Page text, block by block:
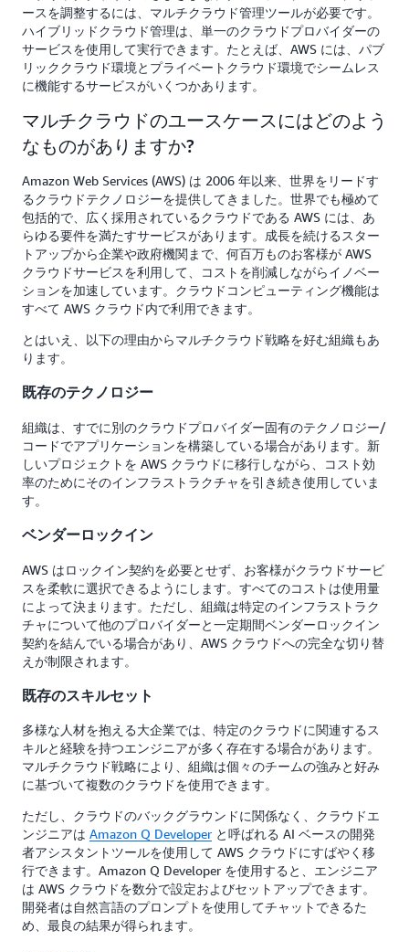
ースを調整するには、マルチクラウド管理ツールが必要です。
ハイブリッドクラウド管理は、単一のクラウドプロバイダーの
サービスを使用して実行できます。たとえば、AWS には、パブ
リッククラウド環境とプライベートクラウド環境でシームレス
に機能するサービスがいくつかあります。
マルチクラウドのユースケースにはどのよう
なものがありますか?
Amazon Web Services (AWS) は 2006 年以来、世界をリードす
るクラウドテクノロジーを提供してきました。世界でも極めて
包括的で、広く採用されているクラウドである AWS には、あ
らゆる要件を満たすサービスがあります。成長を続けるスター
トアップから企業や政府機関まで、何百万ものお客様が AWS
クラウドサービスを利用して、コストを削減しながらイノベー
ションを加速しています。クラウドコンピューティング機能は
すべて AWS クラウド内で利用できます。
とはいえ、以下の理由からマルチクラウド戦略を好む組織もあ
ります。
既存のテクノロジー
組織は、すでに別のクラウドプロバイダー固有のテクノロジー/
コードでアプリケーションを構築している場合があります。新
しいプロジェクトを AWS クラウドに移行しながら、コスト効
率のためにそのインフラストラクチャを引き続き使用していま
す。
ベンダーロックイン
AWS はロックイン契約を必要とせず、お客様がクラウドサービ
スを柔軟に選択できるようにします。すべてのコストは使用量
によって決まります。ただし、組織は特定のインフラストラク
チャについて他のプロバイダーと一定期間ベンダーロックイン
契約を結んでいる場合があり、AWS クラウドへの完全な切り替
えが制限されます。
既存のスキルセット
多様な人材を抱える大企業では、特定のクラウドに関連するス
キルと経験を持つエンジニアが多く存在する場合があります。
マルチクラウド戦略により、組織は個々のチームの強みと好み
に基づいて複数のクラウドを使用できます。
ただし、クラウドのバックグラウンドに関係なく、クラウドエ
ンジニアは Amazon Q Developer と呼ばれる AI ベースの開発
者アシスタントツールを使用して AWS クラウドにすばやく移
行できます。Amazon Q Developer を使用すると、エンジニア
は AWS クラウドを数分で設定およびセットアップできます。
開発者は自然言語のプロンプトを使用してチャットできるた
め、最良の結果が得られます。